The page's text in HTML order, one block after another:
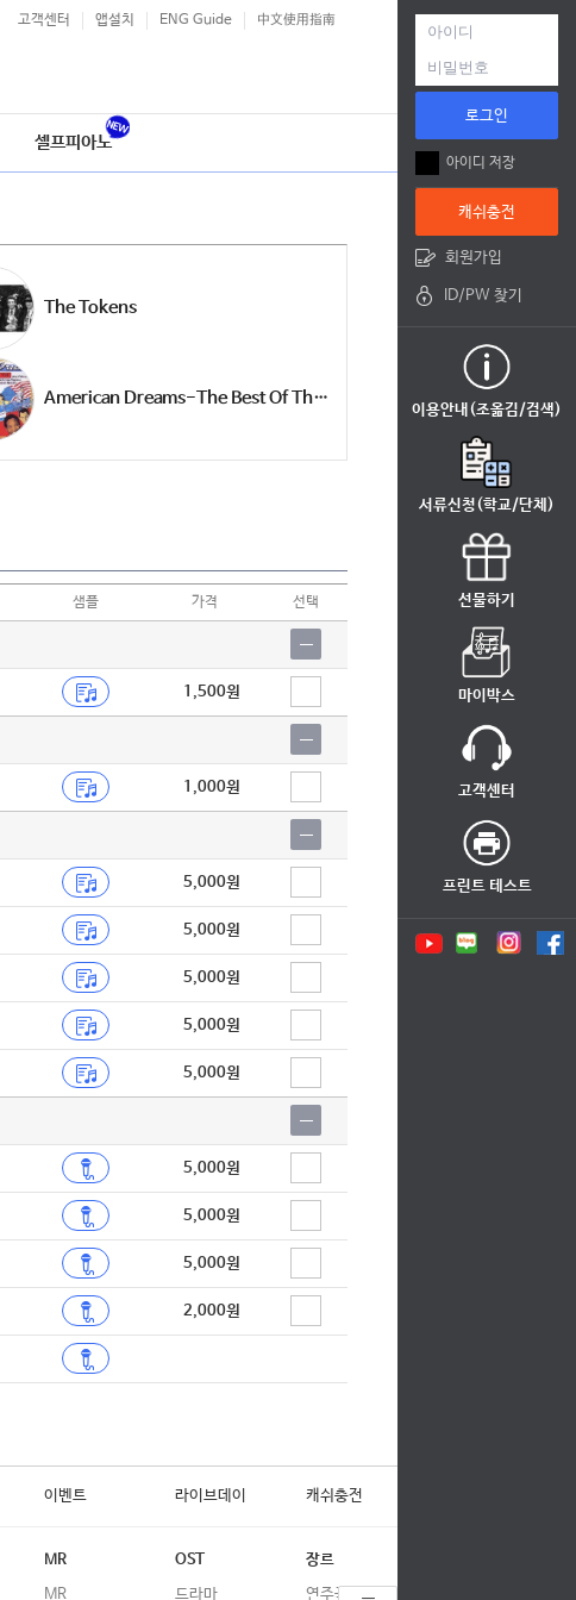
고객센터 앱설치 ENG Guide 中文使用指南
셀프피아노
The Tokens
American Dreams-The Best Of The 60's
샘플 가격 선택
1,500원
1,000원
5,000원
5,000원
5,000원
5,000원
5,000원
5,000원
5,000원
5,000원
2,000원
이벤트 라이브데이 캐쉬충전
MR
MR
OST
드라마
장르
연주곡
로그인
아이디 저장
캐쉬충전
회원가입
ID/PW 찾기
이용안내(조옮김/검색)
서류신청(학교/단체)
선물하기
마이박스
고객센터
프린트 테스트